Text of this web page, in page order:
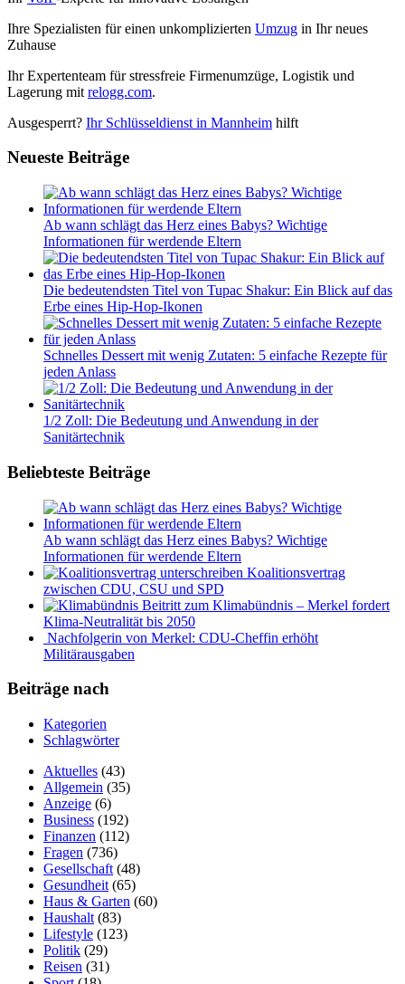
Ihre Spezialisten für einen unkomplizierten Umzug in Ihr neues
Zuhause
Ihr Expertenteam für stressfreie Firmenumzüge, Logistik und
Lagerung mit relogg.com.
Ausgesperrt? Ihr Schlüsseldienst in Mannheim hilft
Neueste Beiträge
Ab wann schlägt das Herz eines Babys? Wichtige
Informationen für werdende Eltern
Die bedeutendsten Titel von Tupac Shakur: Ein Blick auf das
Erbe eines Hip-Hop-Ikonen
Schnelles Dessert mit wenig Zutaten: 5 einfache Rezepte für
jeden Anlass
1/2 Zoll: Die Bedeutung und Anwendung in der
Sanitärtechnik
Beliebteste Beiträge
Ab wann schlägt das Herz eines Babys? Wichtige
Informationen für werdende Eltern
Koalitionsvertrag
zwischen CDU, CSU und SPD
Beitritt zum Klimabündnis – Merkel fordert
Klima-Neutralität bis 2050
Nachfolgerin von Merkel: CDU-Cheffin erhöht
Militärausgaben
Beiträge nach
Kategorien
Schlagwörter
Aktuelles (43)
Allgemein (35)
Anzeige (6)
Business (192)
Finanzen (112)
Fragen (736)
Gesellschaft (48)
Gesundheit (65)
Haus & Garten (60)
Haushalt (83)
Lifestyle (123)
Politik (29)
Reisen (31)